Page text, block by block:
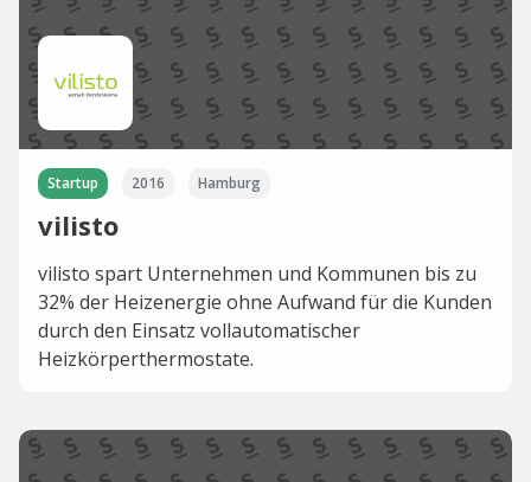
Startup 2016 Hamburg
vilisto
vilisto spart Unternehmen und Kommunen bis zu
32% der Heizenergie ohne Aufwand für die Kunden
durch den Einsatz vollautomatischer
Heizkörperthermostate.